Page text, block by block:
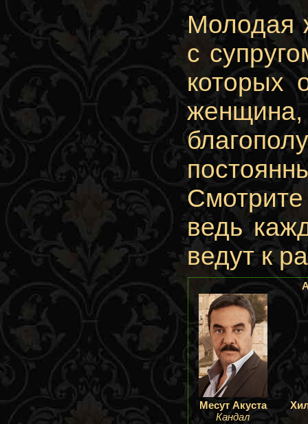
Молодая
с
которых
женщина,
ведь
ведут к
Месут Акуста
Кандал